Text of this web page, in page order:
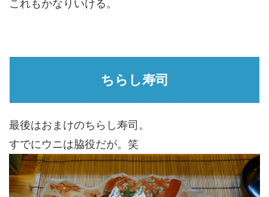
これもかなりいける。
ちらし寿司
最後はおまけのちらし寿司。
すでにウニは脇役だが。笑